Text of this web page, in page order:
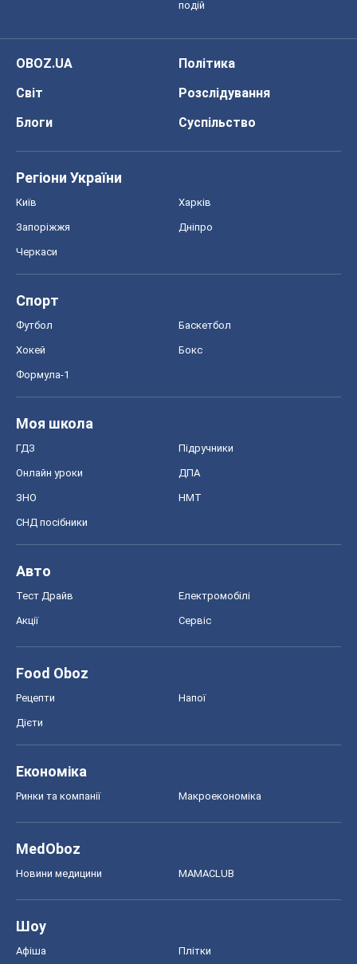
подій
OBOZ.UA
Політика
Світ
Розслідування
Блоги
Суспільство
Регіони України
Київ Харків
Запоріжжя Дніпро
Черкаси
Спорт
Футбол Баскетбол
Хокей Бокс
Формула-1
Моя школа
ГДЗ Підручники
Онлайн уроки ДПА
ЗНО НМТ
СНД посібники
Авто
Тест Драйв Електромобілі
Акції Сервіс
Food Oboz
Рецепти Напої
Дієти
Економіка
Ринки та компанії Макроекономіка
MedOboz
Новини медицини MAMACLUB
Шоу
Афіша Плітки